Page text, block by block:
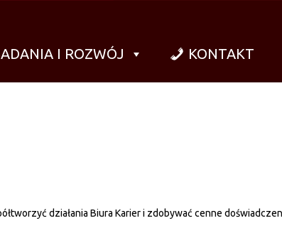
I ROZWÓJ KONTAKT
działania Biura Karier i zdobywać cenne